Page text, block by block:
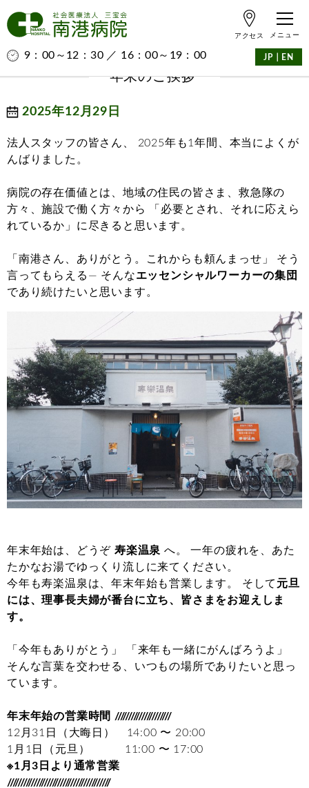
9：00～12：30 ／ 16：00～19：00
アクセス
JP EN
年末のご挨拶
2025年12月29日
法人スタッフの皆さん、 2025年も1年間、本当によくが
んばりました。
病院の存在価値とは、地域の住民の皆さま、救急隊の
方々、施設で働く方々から 「必要とされ、それに応えら
れているか」に尽きると思います。
「南港さん、ありがとう。これからも頼んまっせ」 そう
言ってもらえる— そんなエッセンシャルワーカーの集団
であり続けたいと思います。
年末年始は、どうぞ 寿楽温泉 へ。 一年の疲れを、あた
たかなお湯でゆっくり流しに来てください。
今年も寿楽温泉は、年末年始も営業します。 そして 元旦
には、理事長夫婦が番台に立ち、皆さまをお迎えしま
す。
「今年もありがとう」 「来年も一緒にがんばろうよ」
そんな言葉を交わせる、いつもの場所でありたいと思っ
ています。
年末年始の営業時間 /////////////////////
12月31日（大晦日） 14:00 〜 20:00
1月1日（元旦） 11:00 〜 17:00
※1月3日より通常営業
///////////////////////////////////////